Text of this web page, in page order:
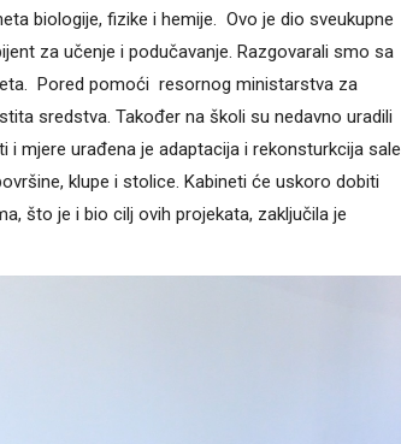
biologije, fizike i hemije. Ovo je dio sveukupne
za učenje i podučavanje. Razgovarali smo sa
Pored pomoći resornog ministarstva za
sredstva. Također na školi su nedavno uradili
mjere urađena je adaptacija i rekonsturkcija sale
klupe i stolice. Kabineti će uskoro dobiti
što je i bio cilj ovih projekata, zaključila je